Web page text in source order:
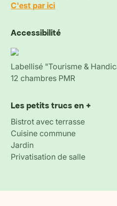
C'est par ici
Accessibilité
Labellisé "Tourisme &
12 chambres PMR
Les petits trucs en +
Bistrot avec terrasse
Cuisine commune
Jardin
Privatisation de salle